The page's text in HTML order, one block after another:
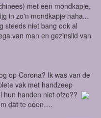
met een mondkapje,
in zo'n mondkapje haha...
steeds niet bang ook al
van man en gezinslid van
op Corona? Ik was van de
vak met handzeep
handen niet ofzo??
dat te doen….